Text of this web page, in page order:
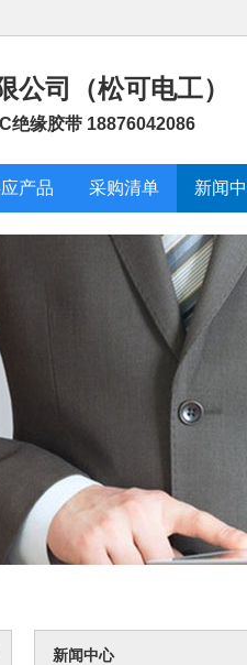
公司（松可电工）
绝缘胶带 18876042086
产品 采购清单 新闻
新闻中心